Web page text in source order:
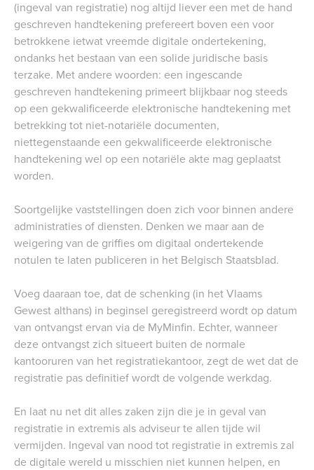
(ingeval van registratie) nog altijd liever een met de hand
geschreven handtekening prefereert boven een voor
betrokkene ietwat vreemde digitale ondertekening,
ondanks het bestaan van een solide juridische basis
terzake. Met andere woorden: een ingescande
geschreven handtekening primeert blijkbaar nog steeds
op een gekwalificeerde elektronische handtekening met
betrekking tot niet-notariële documenten,
niettegenstaande een gekwalificeerde elektronische
handtekening wel op een notariële akte mag geplaatst
worden.
Soortgelijke vaststellingen doen zich voor binnen andere
administraties of diensten. Denken we maar aan de
weigering van de griffies om digitaal ondertekende
notulen te laten publiceren in het Belgisch Staatsblad.
Voeg daaraan toe, dat de schenking (in het Vlaams
Gewest althans) in beginsel geregistreerd wordt op datum
van ontvangst ervan via de MyMinfin. Echter, wanneer
deze ontvangst zich situeert buiten de normale
kantooruren van het registratiekantoor, zegt de wet dat de
registratie pas definitief wordt de volgende werkdag.
En laat nu net dit alles zaken zijn die je in geval van
registratie in extremis als adviseur te allen tijde wil
vermijden. Ingeval van nood tot registratie in extremis zal
de digitale wereld u misschien niet kunnen helpen, en